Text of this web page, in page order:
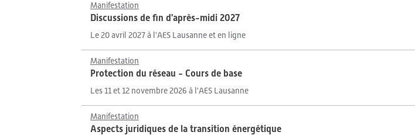
Manifestation
Discussions de fin d'après-midi 2027
Le 20 avril 2027 à l'AES Lausanne et en ligne
Manifestation
Protection du réseau - Cours de base
Les 11 et 12 novembre 2026 à l'AES Lausanne
Manifestation
Aspects juridiques de la transition énergétique